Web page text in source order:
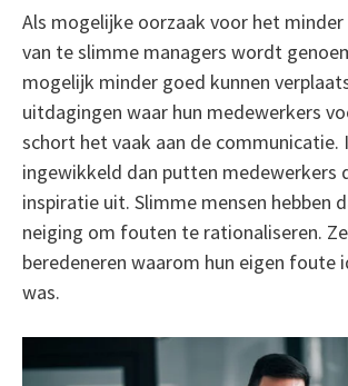
Als mogelijke oorzaak voor het
van te slimme managers wordt
mogelijk minder goed kunnen
uitdagingen waar hun medewerkers
schort het vaak aan de communicatie.
ingewikkeld dan putten medewerkers
inspiratie uit. Slimme mensen hebben
neiging om fouten te rationaliseren.
beredeneren waarom hun eigen foute
was.